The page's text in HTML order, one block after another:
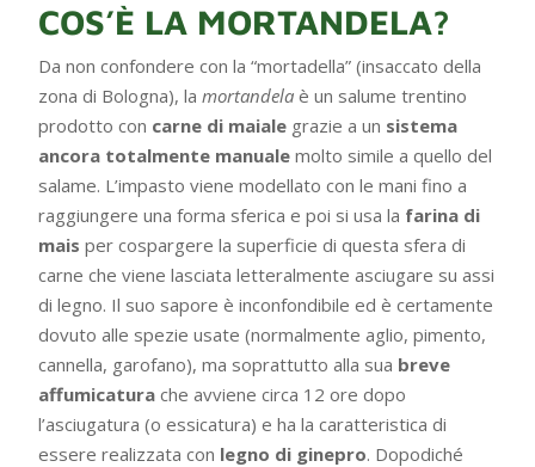
COS’È LA MORTANDELA?
Da non confondere con la “mortadella” (insaccato della
zona di Bologna), lamortandela è un salume trentino
prodotto con carne di maiale grazie a un sistema
ancora totalmente manuale molto simile a quello del
salame. L’impasto viene modellato con le mani fino a
raggiungere una forma sferica e poi si usa la farina di
mais per cospargere la superficie di questa sfera di
carne che viene lasciata letteralmente asciugare su assi
di legno. Il suo sapore è inconfondibile ed è certamente
dovuto alle spezie usate (normalmente aglio, pimento,
cannella, garofano), ma soprattutto alla sua breve
affumicatura che avviene circa 12 ore dopo
l’asciugatura (o essicatura) e ha la caratteristica di
essere realizzata con legno di ginepro. Dopodiché